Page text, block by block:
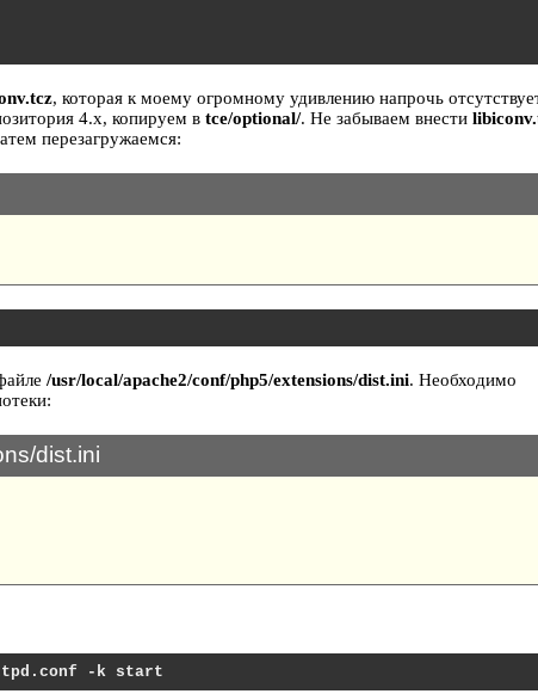
, которая к моему огромному удивлению напрочь
4.x, копируем вtce/optional/. Не забываем внести
перезагружаемся:
/usr/local/apache2/conf/php5/extensions/dist.ini. Необходимо
dist.ini
-k start